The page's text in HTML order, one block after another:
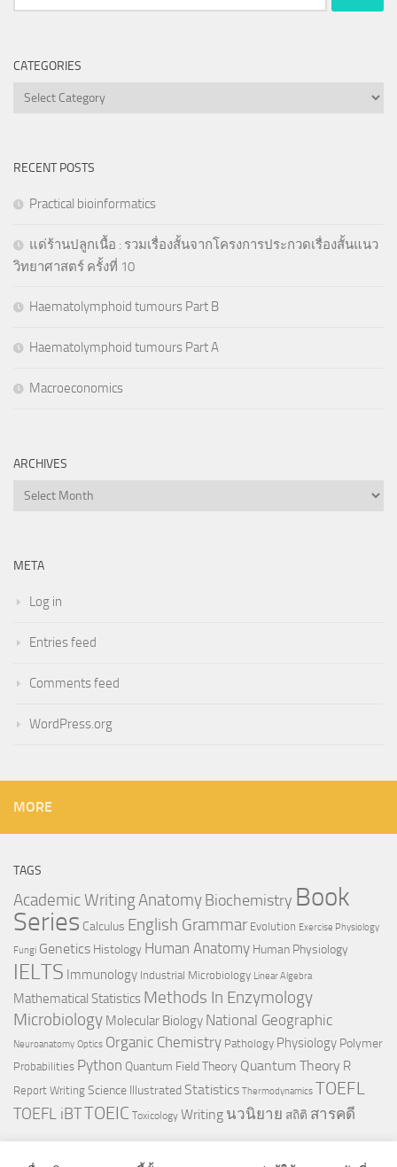
for:
CATEGORIES
Categories
RECENT POSTS
Practical bioinformatics
แด่ร้านปลูกเนื้อ : รวมเรื่องสั้นจากโครงการประกวดเรื่องสั้นแนว
วิทยาศาสตร์ ครั้งที่ 10
Haematolymphoid tumours Part B
Haematolymphoid tumours Part A
Macroeconomics
ARCHIVES
Archives
META
Log in
Entries feed
Comments feed
WordPress.org
MORE
TAGS
Academic WritingAnatomy Biochemistry Book
Series Calculus English Grammar Evolution Exercise Physiology
Fungi Genetics Histology Human Anatomy Human Physiology
IELTS Immunology Industrial Microbiology Linear Algebra
Mathematical Statistics Methods In Enzymology
Microbiology Molecular Biology National Geographic
Neuroanatomy Optics Organic Chemistry Pathology Physiology Polymer
Probabilities Python Quantum Field Theory Quantum Theory R
Report Writing Science Illustrated Statistics Thermodynamics TOEFL
TOEFL iBTTOEIC Toxicology Writing นวนิยาย สถิติ สารคดี